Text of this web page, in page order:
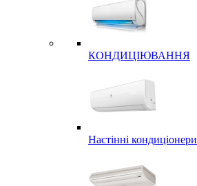
КОНДИЦІЮВАННЯ
Настінні кондиціонери